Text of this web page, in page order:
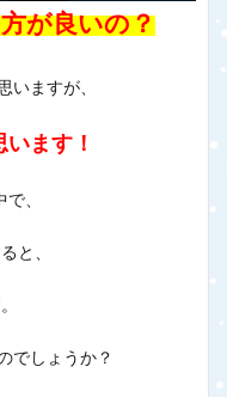
が良いの？
いますが、
ます！
、
と、
でしょうか？